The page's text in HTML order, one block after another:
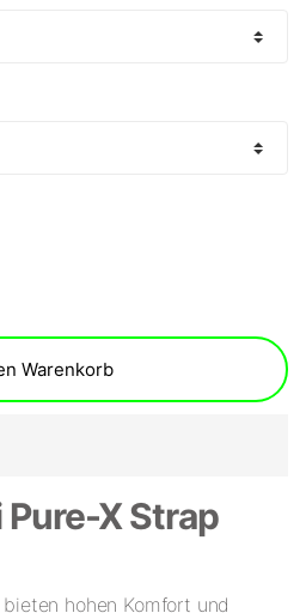
Warenkorb
X Strap
hohen Komfort und